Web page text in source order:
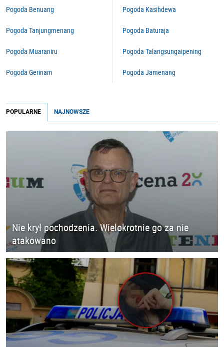
Pogoda Benuang
Pogoda Tanjungmenang
Pogoda Muaraniru
Pogoda Gerinam
Pogoda Kasihdewa
Pogoda Baturaja
Pogoda Talangsungaipening
Pogoda Jamenang
POPULARNE NAJNOWSZE
Nie krył pochodzenia. Wielokrotnie go za nie
atakowano